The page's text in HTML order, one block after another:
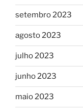
setembro 2023
agosto 2023
julho 2023
junho 2023
maio 2023